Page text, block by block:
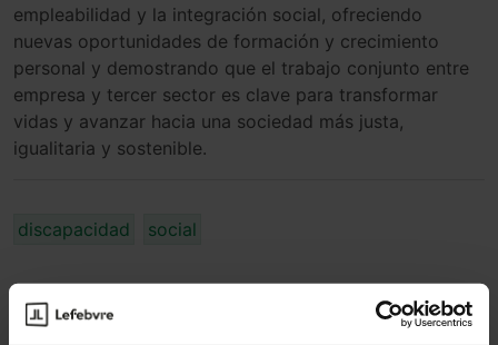
empleabilidad y la integración social, ofreciendo
nuevas oportunidades de formación y crecimiento
personal y demostrando que el trabajo conjunto entre
empresa y tercer sector es clave para transformar
vidas y avanzar hacia una sociedad más justa,
igualitaria y sostenible.
discapacidad social